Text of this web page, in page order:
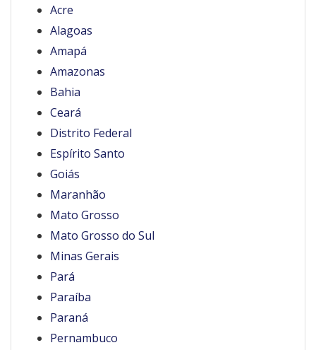
Acre
Alagoas
Amapá
Amazonas
Bahia
Ceará
Distrito Federal
Espírito Santo
Goiás
Maranhão
Mato Grosso
Mato Grosso do Sul
Minas Gerais
Pará
Paraíba
Paraná
Pernambuco